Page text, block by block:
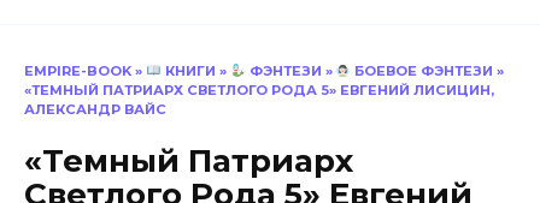
EMPIRE-BOOK » КНИГИ » ФЭНТЕЗИ » БОЕВОЕ ФЭНТЕЗИ »
«ТЕМНЫЙ ПАТРИАРХ СВЕТЛОГО РОДА 5» ЕВГЕНИЙ ЛИСИЦИН,
АЛЕКСАНДР ВАЙС
«Темный Патриарх
Светлого Рода 5» Евгений